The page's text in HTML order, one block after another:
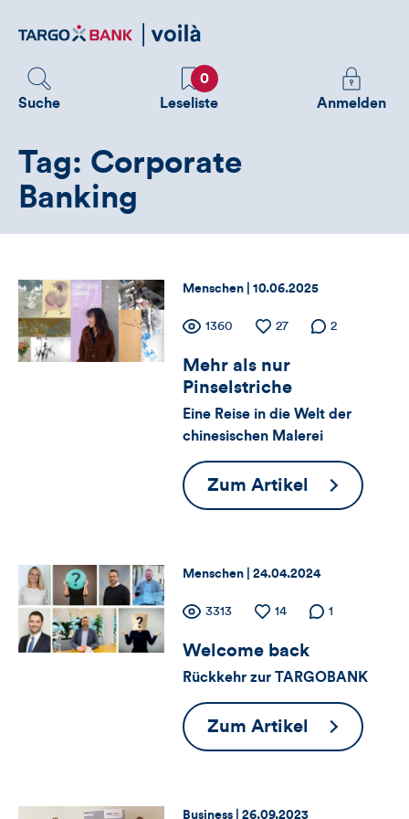
zum
Suche
Favoriten
0
Leseliste
Melden
Sie
Anmelden
Tag: Corporate
Banking
Thema:
Menschen | Datum:
10.06.2025
Zähler
für
Views,
Likes
und
dieses
Artikels
Anzahl
Views
1360
Anzahl
Likes
27
Anzahl der
2
Mehr als nur
Pinselstriche
Eine Reise in die Welt der
chinesischen Malerei
Zum Artikel
Mehr
als
Thema:
Menschen | Datum:
24.04.2024
Zähler
für
Views,
Likes
Kommentare
Anzahl
Views
3313
Anzahl
Likes
14
Anzahl der
1
Welcome back
Rückkehr zur TARGOBANK
Zum Artikel
Welcome
back
Thema:
Business | Datum:
26.09.2023